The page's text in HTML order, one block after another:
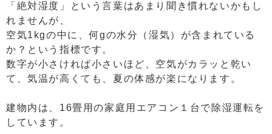
「絶対湿度」という言葉はあまり聞き慣れないかもし
れませんが、
空気1kgの中に、何gの水分（湿気）が含まれている
か？という指標です。
数字が小さければ小さいほど、空気がカラッと乾い
て、気温が高くても、夏の体感が楽になります。
建物内は、16畳用の家庭用エアコン１台で除湿運転を
しています。